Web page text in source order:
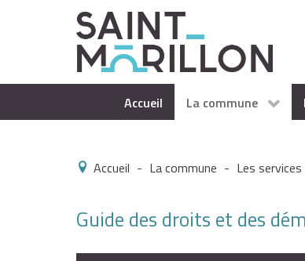
Accueil La commune
Accueil - La commune - Les
Guide des droits et des